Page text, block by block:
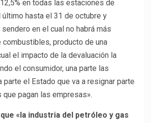
en todas las estaciones de
hasta el 31 de octubre y
en el cual no habrá más
combustibles, producto de una
el impacto de la devaluación la
el consumidor, una parte las
parte el Estado que va a resignar parte
pagan las empresas».
«la industria del petróleo y gas